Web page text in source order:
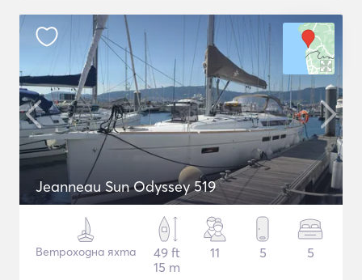
Jeanneau Sun Odyssey 519
Ветроходна яхта
49 ft
15 m
11 5 5